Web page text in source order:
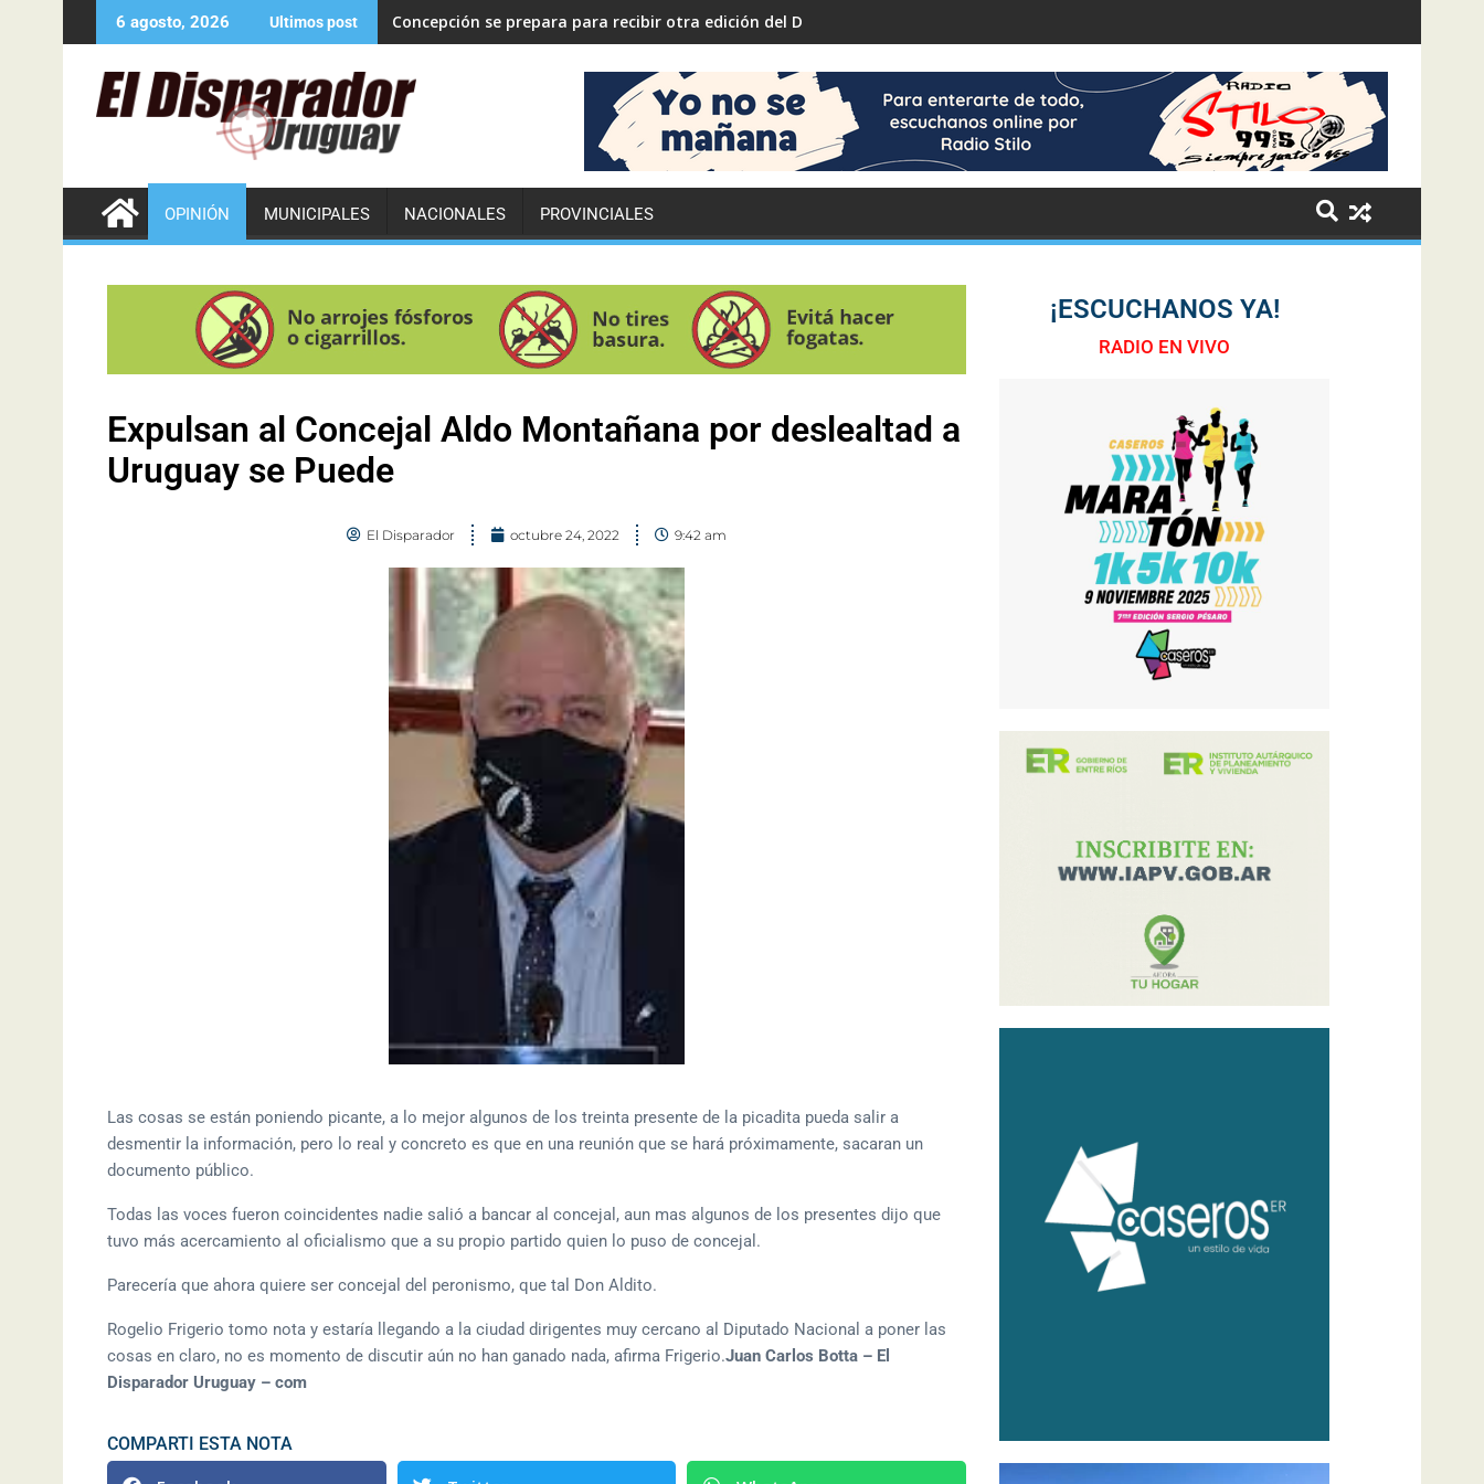
6 agosto, 2026 Ultimos post Concepción se prepara para recibir otra edición del Desafío ECO YPF
OPINIÓN MUNICIPALES NACIONALES PROVINCIALES
Expulsan al Concejal Aldo Montañana por deslealtad a
Uruguay se Puede
El Disparador octubre 24, 2022 9:42 am
Las cosas se están poniendo picante, a lo mejor algunos de los treinta presente de la picadita pueda salir a
desmentir la información, pero lo real y concreto es que en una reunión que se hará próximamente, sacaran un
documento público.
Todas las voces fueron coincidentes nadie salió a bancar al concejal, aun mas algunos de los presentes dijo que
tuvo más acercamiento al oficialismo que a su propio partido quien lo puso de concejal.
Parecería que ahora quiere ser concejal del peronismo, que tal Don Aldito.
Rogelio Frigerio tomo nota y estaría llegando a la ciudad dirigentes muy cercano al Diputado Nacional a poner las
cosas en claro, no es momento de discutir aún no han ganado nada, afirma Frigerio.Juan Carlos Botta – El
Disparador Uruguay – com
COMPARTI ESTA NOTA
¡ESCUCHANOS YA!
RADIO EN VIVO